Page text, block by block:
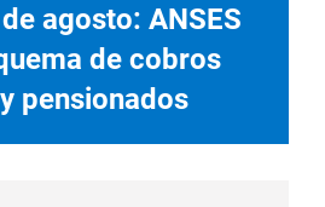
agosto: ANSES
de cobros
pensionados